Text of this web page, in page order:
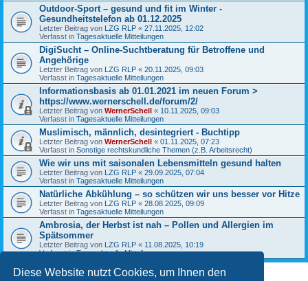
Diese Website nutzt Cookies, um Ihnen den
Outdoor-Sport – gesund und fit im Winter -
Gesundheitstelefon ab 01.12.2025
Letzter Beitrag von LZG RLP « 27.11.2025, 12:02
Verfasst in Tagesaktuelle Mitteilungen
DigiSucht – Online-Suchtberatung für Betroffene und
Angehörige
Letzter Beitrag von LZG RLP « 20.11.2025, 09:03
Verfasst in Tagesaktuelle Mitteilungen
Informationsbasis ab 01.01.2021 im neuen Forum >
https://www.wernerschell.de/forum/2/
Letzter Beitrag von WernerSchell « 10.11.2025, 09:03
Verfasst in Tagesaktuelle Mitteilungen
Muslimisch, männlich, desintegriert - Buchtipp
Letzter Beitrag von WernerSchell « 01.11.2025, 07:23
Verfasst in Sonstige rechtskundliche Themen (z.B. Arbeitsrecht)
Wie wir uns mit saisonalen Lebensmitteln gesund halten
Letzter Beitrag von LZG RLP « 29.09.2025, 07:04
Verfasst in Tagesaktuelle Mitteilungen
Natürliche Abkühlung – so schützen wir uns besser vor Hitze
Letzter Beitrag von LZG RLP « 28.08.2025, 09:09
Verfasst in Tagesaktuelle Mitteilungen
Ambrosia, der Herbst ist nah – Pollen und Allergien im
Spätsommer
Letzter Beitrag von LZG RLP « 11.08.2025, 10:19
Verfasst inTagesaktuelle Mitteilungen